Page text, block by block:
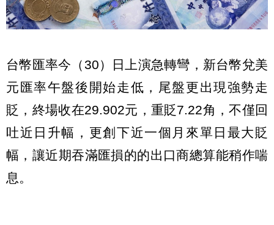
台幣匯率今（30）日上演急轉彎，新台幣兌美
元匯率午盤後開始走低，尾盤更出現強勢走
貶，終場收在29.902元，重貶7.22角，不僅回
吐近日升幅，更創下近一個月來單日最大貶
幅，讓近期吞滿匯損的的出口商總算能稍作喘
息。